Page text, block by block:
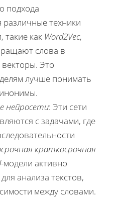
подхода
различные техники
такие как Word2Vec,
слова в
Это
лучше понимать
нейросети: Эти сети
с задачами, где
краткосрочная
-модели активно
анализа текстов,
между словами.